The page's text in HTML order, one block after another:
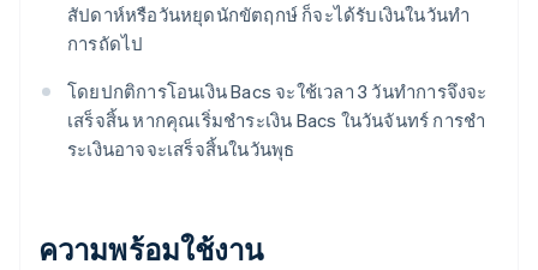
สัปดาห์หรือวันหยุดนักขัตฤกษ์ ก็จะได้รับเงินในวันทํา
การถัดไป
โดยปกติการโอนเงิน Bacs จะใช้เวลา 3 วันทําการจึงจะ
เสร็จสิ้น หากคุณเริ่มชําระเงิน Bacs ในวันจันทร์ การชํา
ระเงินอาจจะเสร็จสิ้นในวันพุธ
ความพร้อมใช้งาน